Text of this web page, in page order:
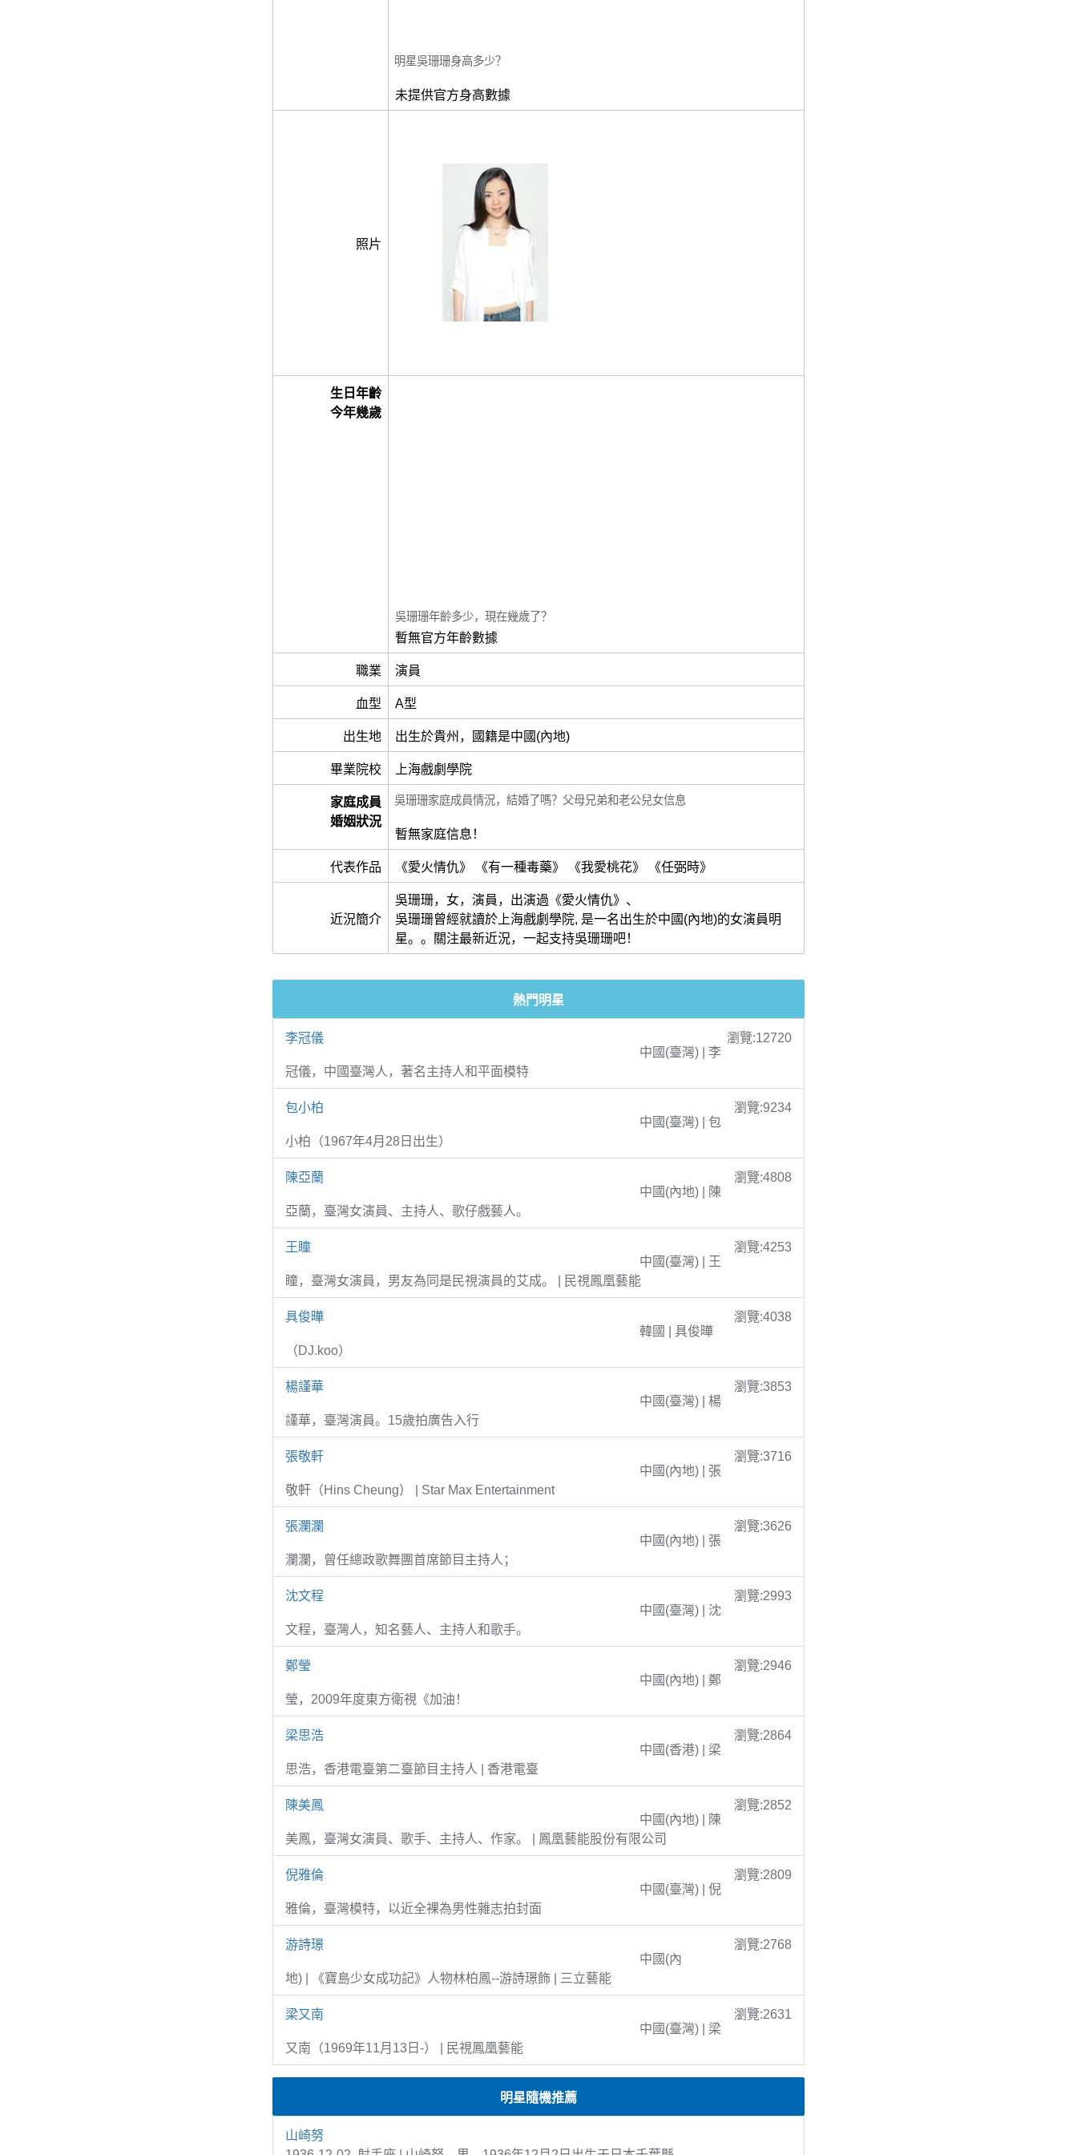
明星吳珊珊身高多少？
未提供官方身高數據
照片
生日年齡
今年幾歲
吳珊珊年齡多少，現在幾歲了？
暫無官方年齡數據
職業 演員
血型 A型
出生地 出生於貴州，國籍是中國(內地)
畢業院校 上海戲劇學院
家庭成員
婚姻狀況
吳珊珊家庭成員情況，結婚了嗎？父母兄弟和老公兒女信息
暫無家庭信息！
代表作品 《愛火情仇》 《有一種毒藥》 《我愛桃花》 《任弼時》
近況簡介
吳珊珊，女，演員，出演過《愛火情仇》、
吳珊珊曾經就讀於上海戲劇學院, 是一名出生於中國(內地)的女演員明
星。。關注最新近況，一起支持吳珊珊吧！
熱門明星
李冠儀
瀏覽:12720
中國(臺灣) | 李
冠儀，中國臺灣人，著名主持人和平面模特
包小柏
瀏覽:9234
中國(臺灣) | 包
小柏（1967年4月28日出生）
陳亞蘭
瀏覽:4808
中國(內地) | 陳
亞蘭，臺灣女演員、主持人、歌仔戲藝人。
王瞳
瀏覽:4253
中國(臺灣) | 王
瞳，臺灣女演員，男友為同是民視演員的艾成。 | 民視鳳凰藝能
具俊曄
瀏覽:4038
韓國 | 具俊曄
（DJ.koo）
楊謹華
瀏覽:3853
中國(臺灣) | 楊
謹華，臺灣演員。15歲拍廣告入行
張敬軒
瀏覽:3716
中國(內地) | 張
敬軒（Hins Cheung） | Star Max Entertainment
張瀾瀾
瀏覽:3626
中國(內地) | 張
瀾瀾，曾任總政歌舞團首席節目主持人；
沈文程
瀏覽:2993
中國(臺灣) | 沈
文程，臺灣人，知名藝人、主持人和歌手。
鄭瑩
瀏覽:2946
中國(內地) | 鄭
瑩，2009年度東方衛視《加油！
梁思浩
瀏覽:2864
中國(香港) | 梁
思浩，香港電臺第二臺節目主持人 | 香港電臺
陳美鳳
瀏覽:2852
中國(內地) | 陳
美鳳，臺灣女演員、歌手、主持人、作家。 | 鳳凰藝能股份有限公司
倪雅倫
瀏覽:2809
中國(臺灣) | 倪
雅倫，臺灣模特，以近全裸為男性雜志拍封面
游詩璟
瀏覽:2768
中國(內
地) | 《寶島少女成功記》人物林柏鳳--游詩璟飾 | 三立藝能
梁又南
瀏覽:2631
中國(臺灣) | 梁
又南（1969年11月13日-） | 民視鳳凰藝能
明星隨機推薦
山崎努